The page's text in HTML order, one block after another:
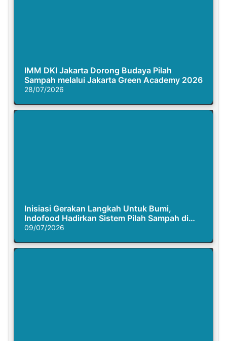
IMM DKI Jakarta Dorong Budaya Pilah
Sampah melalui Jakarta Green Academy 2026
28/07/2026
Inisiasi Gerakan Langkah Untuk Bumi,
Indofood Hadirkan Sistem Pilah Sampah di
Semasa Piknik
09/07/2026